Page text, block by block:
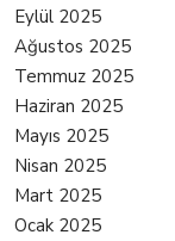
Eylül 2025
Ağustos 2025
Temmuz 2025
Haziran 2025
Mayıs 2025
Nisan 2025
Mart 2025
Ocak 2025